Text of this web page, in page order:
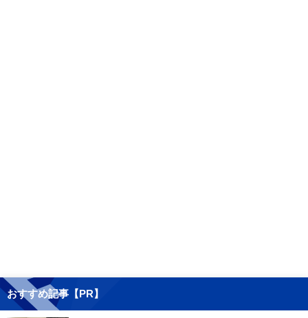
おすすめ記事【PR】